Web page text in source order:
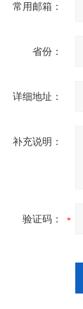
常用邮箱：
省份：
详细地址：
补充说明：
验证码：